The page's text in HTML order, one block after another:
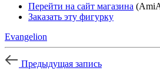
Перейти на сайт магазина
Заказать эту фигурку
Evangelion
Предыдущая запись